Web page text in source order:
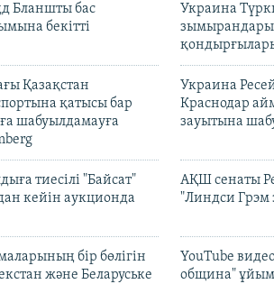
Бланшты бас
бекітті
Украина
зымырандары
Қазақстан
қатысы бар
шабуылдамауға
Украина
Краснодар
зауытына
тиесілі "Байсат"
кейін аукционда
АҚШ сенаты
"Линдси Грэм
бір бөлігін
және Беларуське
YouTube
община"